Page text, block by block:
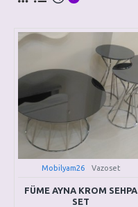
Mobilyam26 Vazoset
FÜME AYNA KROM SEHPA
SET